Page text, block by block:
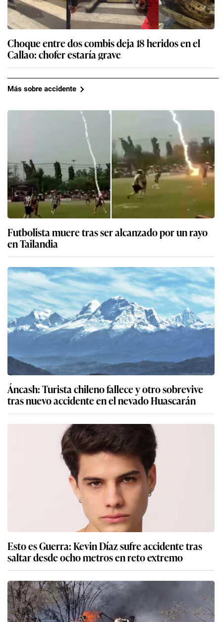
Choque entre dos combis deja 18 heridos en el
Callao: chofer estaría grave
Más sobre accidente
Futbolista muere tras ser alcanzado por un rayo
en Tailandia
Áncash: Turista chileno fallece y otro sobrevive
tras nuevo accidente en el nevado Huascarán
Esto es Guerra: Kevin Díaz sufre accidente tras
saltar desde ocho metros en reto extremo